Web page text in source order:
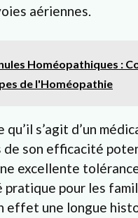
aériennes.
Homéopathiques :
de l'Homéopathie
qu’il s’agit d’un
de son efficacité
excellente
pour les
effet une longue